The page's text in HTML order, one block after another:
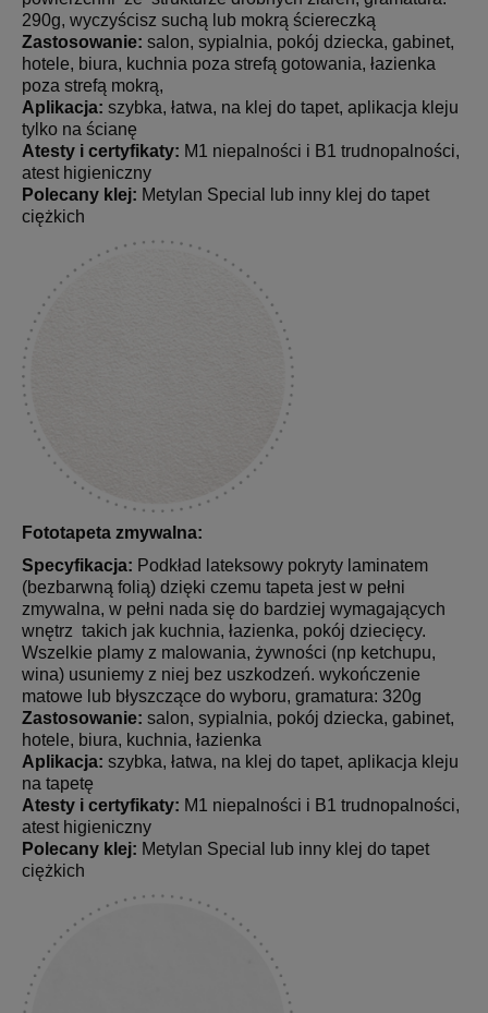
290g, wyczyścisz suchą lub mokrą ściereczką
Zastosowanie: salon, sypialnia, pokój dziecka, gabinet,
hotele, biura, kuchnia poza strefą gotowania, łazienka
poza strefą mokrą,
Aplikacja: szybka, łatwa, na klej do tapet, aplikacja kleju
tylko na ścianę
Atesty i certyfikaty: M1 niepalności i B1 trudnopalności,
atest higieniczny
Polecany klej: Metylan Special lub inny klej do tapet
ciężkich
Fototapeta zmywalna:
Specyfikacja: Podkład lateksowy pokryty laminatem
(bezbarwną folią) dzięki czemu tapeta jest w pełni
zmywalna, w pełni nada się do bardziej wymagających
wnętrz takich jak kuchnia, łazienka, pokój dziecięcy.
Wszelkie plamy z malowania, żywności (np ketchupu,
wina) usuniemy z niej bez uszkodzeń. wykończenie
matowe lub błyszczące do wyboru, gramatura: 320g
Zastosowanie: salon, sypialnia, pokój dziecka, gabinet,
hotele, biura, kuchnia, łazienka
Aplikacja: szybka, łatwa, na klej do tapet, aplikacja kleju
na tapetę
Atesty i certyfikaty: M1 niepalności i B1 trudnopalności,
atest higieniczny
Polecany klej: Metylan Special lub inny klej do tapet
ciężkich